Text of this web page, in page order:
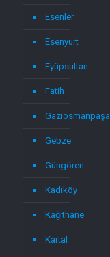
Esenler
Esenyurt
Eyüpsultan
Fatih
Gaziosmanpaşa
Gebze
Güngören
Kadıköy
Kağıthane
Kartal